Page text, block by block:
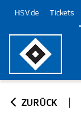
HSV.de Tickets
ZURÜCK